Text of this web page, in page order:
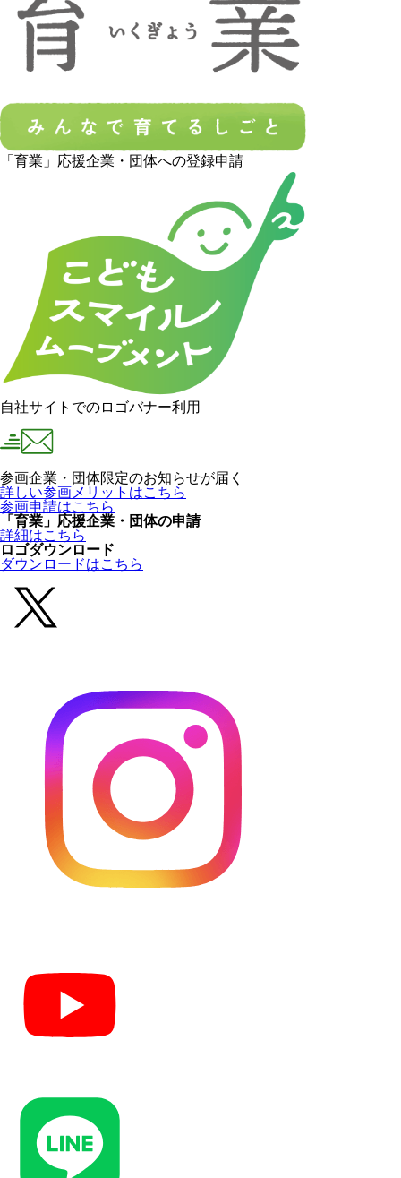
「育業」応援企業・団体への登録申請
自社サイトでのロゴバナー利用
参画企業・団体限定のお知らせが届く
詳しい参画メリットはこちら
参画申請はこちら
「育業」応援企業・団体の申請
詳細はこちら
ロゴダウンロード
ダウンロードはこちら